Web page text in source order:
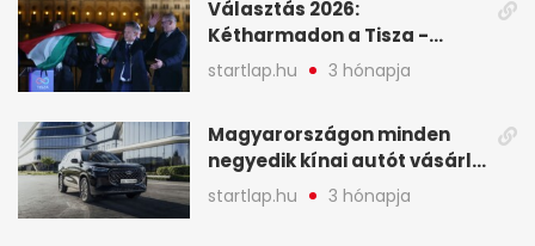
Választás 2026:
Kétharmadon a Tisza -
mutatjuk, hogyan alakulnak
a mandátumok
startlap.hu 3 hónapja
Magyarországon minden
negyedik kínai autót vásárló
a Chery mellett döntött (X)
startlap.hu 3 hónapja